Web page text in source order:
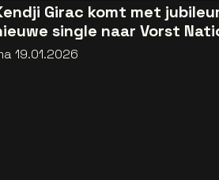
Girac komt met
single naar Vorst
19.01.2026